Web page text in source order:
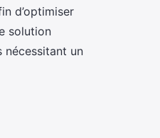
d’optimiser
solution
nécessitant un